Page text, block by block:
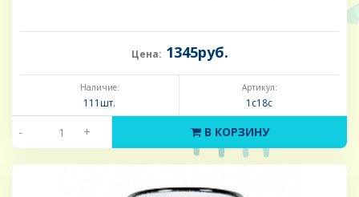
Цена: 1345руб.
Наличие:
111шт.
Артикул:
1с18с
- + В КОРЗИНУ